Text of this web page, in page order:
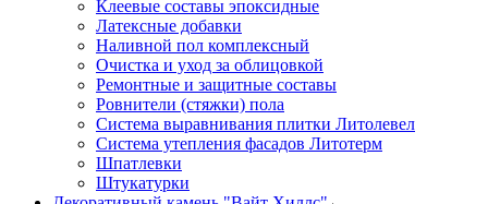
Клеевые составы эпоксидные
Латексные добавки
Наливной пол комплексный
Очистка и уход за облицовкой
Ремонтные и защитные составы
Ровнители (стяжки) пола
Система выравнивания плитки Литолевел
Система утепления фасадов Литотерм
Шпатлевки
Штукатурки